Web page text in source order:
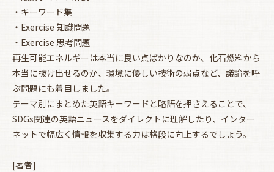
・キーワード集
・Exercise 知識問題
・Exercise 思考問題
再生可能エネルギーは本当に良い点ばかりなのか、化石燃料から
本当に抜け出せるのか、環境に優しい技術の弱点など、議論を呼
ぶ問題にも着目しました。
テーマ別にまとめた英語キーワードと略語を押さえることで、
SDGs関連の英語ニュースをダイレクトに理解したり、インター
ネットで幅広く情報を収集する力は格段に向上するでしょう。
[著者]